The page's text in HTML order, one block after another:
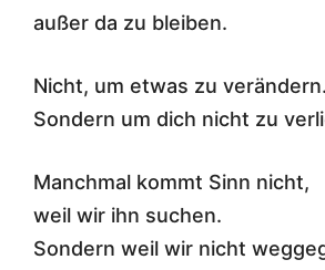
außer da zu bleiben.
Nicht, um etwas zu verändern.
Sondern um dich nicht zu
Manchmal kommt Sinn nicht,
weil wir ihn suchen.
Sondern weil wir nicht